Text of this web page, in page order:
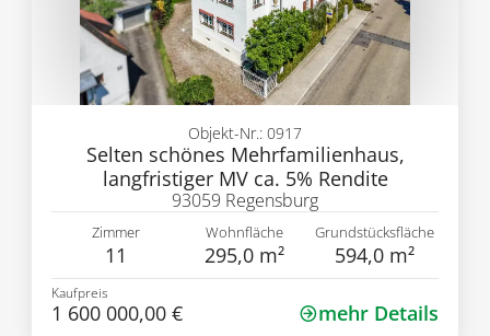
Selten schönes Mehrfamilienhaus,
langfristiger MV ca. 5% Rendite
Objekt-Nr.: 0917
93059 Regensburg
Zimmer
11
Wohnfläche
295,0 m²
Grundstücksfläche
594,0 m²
Kaufpreis
1 600 000,00 € mehr Details